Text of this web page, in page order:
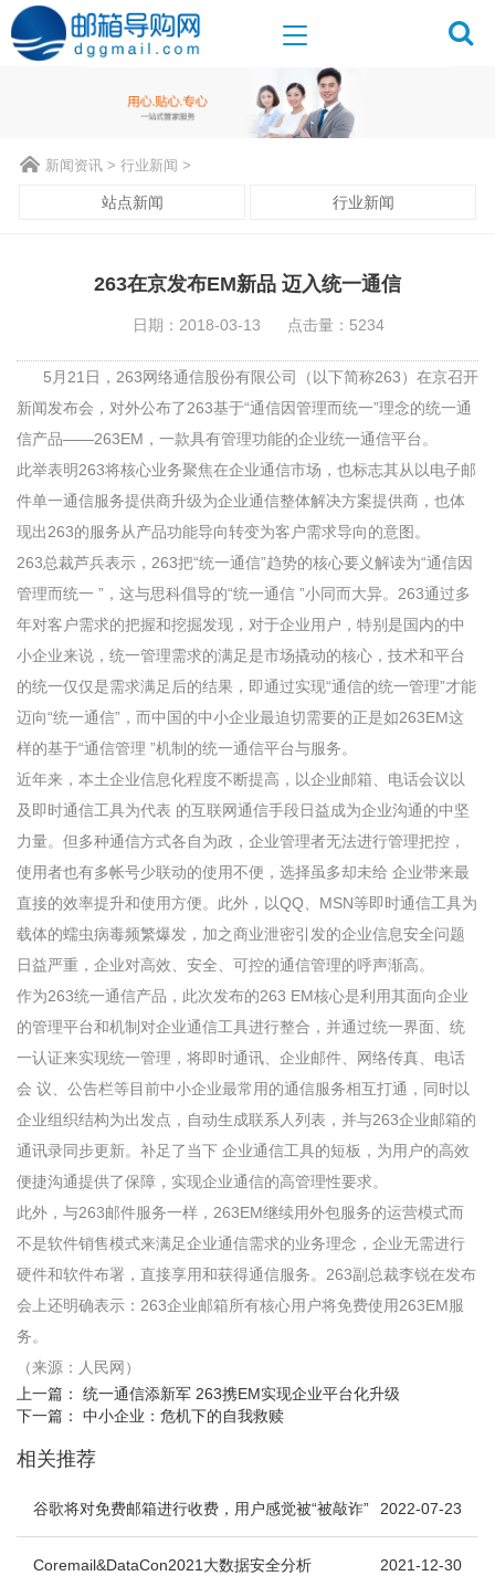
新闻资讯 > 行业新闻 >
站点新闻 行业新闻
263在京发布EM新品 迈入统一通信
日期：2018-03-13 点击量：5234
5月21日，263网络通信股份有限公司（以下简称263）在京召开
新闻发布会，对外公布了263基于“通信因管理而统一”理念的统一通
信产品——263EM，一款具有管理功能的企业统一通信平台。
此举表明263将核心业务聚焦在企业通信市场，也标志其从以电子邮
件单一通信服务提供商升级为企业通信整体解决方案提供商，也体
现出263的服务从产品功能导向转变为客户需求导向的意图。
263总裁芦兵表示，263把“统一通信”趋势的核心要义解读为“通信因
管理而统一 ”，这与思科倡导的“统一通信 ”小同而大异。263通过多
年对客户需求的把握和挖掘发现，对于企业用户，特别是国内的中
小企业来说，统一管理需求的满足是市场撬动的核心，技术和平台
的统一仅仅是需求满足后的结果，即通过实现“通信的统一管理”才能
迈向“统一通信”，而中国的中小企业最迫切需要的正是如263EM这
样的基于“通信管理 ”机制的统一通信平台与服务。
近年来，本土企业信息化程度不断提高，以企业邮箱、电话会议以
及即时通信工具为代表 的互联网通信手段日益成为企业沟通的中坚
力量。但多种通信方式各自为政，企业管理者无法进行管理把控，
使用者也有多帐号少联动的使用不便，选择虽多却未给 企业带来最
直接的效率提升和使用方便。此外，以QQ、MSN等即时通信工具为
载体的蠕虫病毒频繁爆发，加之商业泄密引发的企业信息安全问题
日益严重，企业对高效、安全、可控的通信管理的呼声渐高。
作为263统一通信产品，此次发布的263 EM核心是利用其面向企业
的管理平台和机制对企业通信工具进行整合，并通过统一界面、统
一认证来实现统一管理，将即时通讯、企业邮件、网络传真、电话
会 议、公告栏等目前中小企业最常用的通信服务相互打通，同时以
企业组织结构为出发点，自动生成联系人列表，并与263企业邮箱的
通讯录同步更新。补足了当下 企业通信工具的短板，为用户的高效
便捷沟通提供了保障，实现企业通信的高管理性要求。
此外，与263邮件服务一样，263EM继续用外包服务的运营模式而
不是软件销售模式来满足企业通信需求的业务理念，企业无需进行
硬件和软件布署，直接享用和获得通信服务。263副总裁李锐在发布
会上还明确表示：263企业邮箱所有核心用户将免费使用263EM服
务。
（来源：人民网）
上一篇： 统一通信添新军 263携EM实现企业平台化升级
下一篇： 中小企业：危机下的自我救赎
相关推荐
谷歌将对免费邮箱进行收费，用户感觉被“被敲诈” 2022-07-23
Coremail&DataCon2021大数据安全分析 2021-12-30